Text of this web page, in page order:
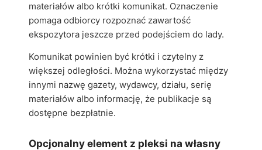
materiałów albo krótki komunikat. Oznaczenie
pomaga odbiorcy rozpoznać zawartość
ekspozytora jeszcze przed podejściem do lady.
Komunikat powinien być krótki i czytelny z
większej odległości. Można wykorzystać między
innymi nazwę gazety, wydawcy, działu, serię
materiałów albo informację, że publikacje są
dostępne bezpłatnie.
Opcjonalny element z pleksi na własny